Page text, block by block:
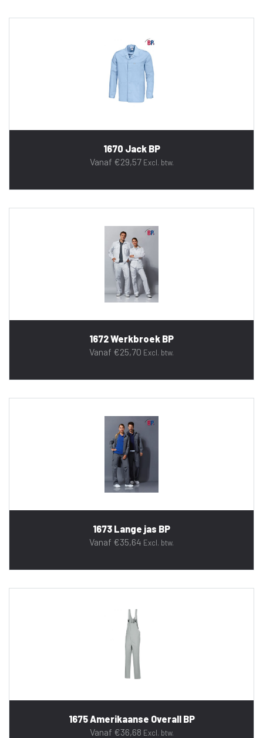
1670 Jack BP
Vanaf €29,57 Excl. btw.
1672 Werkbroek BP
Vanaf €25,70 Excl. btw.
1673 Lange jas BP
Vanaf €35,64 Excl. btw.
1675 Amerikaanse Overall BP
Vanaf €36,68 Excl. btw.